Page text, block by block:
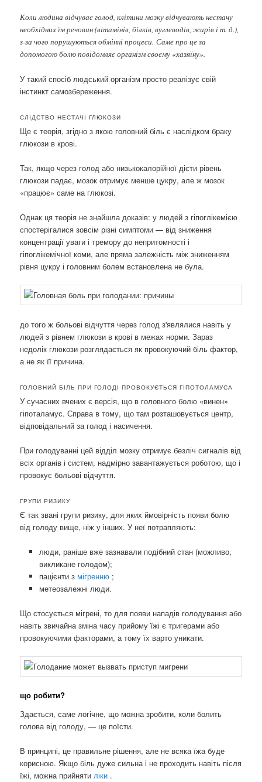
Коли людина відчуває голод, клітини мозку відчувають нестачу
необхідних їм речовин (вітамінів, білків, вуглеводів, жирів і т. д.),
з-за чого порушуються обмінні процеси. Саме про це за
допомогою болю повідомляє організм своєму «хазяїну».
У такий спосіб людський організм просто реалізує свій
інстинкт самозбереження.
СЛІДСТВО НЕСТАЧІ ГЛЮКОЗИ
Ще є теорія, згідно з якою головний біль є наслідком браку
глюкози в крові.
Так, якщо через голод або низькокалорійної дієти рівень
глюкози падає, мозок отримує менше цукру, але ж мозок
«працює» саме на глюкозі.
Однак ця теорія не знайшла доказів: у людей з гіпоглікемією
спостерігалися зовсім різні симптоми — від зниження
концентрації уваги і тремору до непритомності і
гіпоглікемічної коми, але пряма залежність між зниженням
рівня цукру і головним болем встановлена ​​не була.
до того ж больові відчуття через голод з'являлися навіть у
людей з рівнем глюкози в крові в межах норми. Зараз
недолік глюкози розглядається як провокуючий біль фактор,
а не як її причина.
ГОЛОВНИЙ БІЛЬ ПРИ ГОЛОДІ ПРОВОКУЄТЬСЯ ГІПОТОЛАМУСА
У сучасних вчених є версія, що в головного болю «винен»
гіпоталамус. Справа в тому, що там розташовується центр,
відповідальний за голод і насичення.
При голодуванні цей відділ мозку отримує безліч сигналів від
всіх органів і систем, надмірно завантажується роботою, що і
провокує больові відчуття.
ГРУПИ РИЗИКУ
Є так звані групи ризику, для яких ймовірність появи болю
від голоду вище, ніж у інших. У неї потрапляють:
люди, раніше вже зазнавали подібний стан (можливо,
викликане голодом);
пацієнти з мігренню ;
метеозалежні люди.
Що стосується мігрені, то для появи нападів голодування або
навіть звичайна зміна часу прийому їжі є тригерами або
провокуючими факторами, а тому їх варто уникати.
що робити?
Здається, саме логічне, що можна зробити, коли болить
голова від голоду, — це поїсти.
В принципі, це правильне рішення, але не всяка їжа буде
корисною. Якщо біль дуже сильна і не проходить навіть після
їжі, можна прийнятиліки .